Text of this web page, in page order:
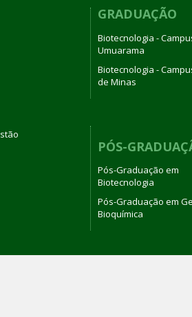
GRADUAÇÃO
Biotecnologia -
Umuarama
Biotecnologia -
de Minas
PÓS-
Pós-Graduação em
Biotecnologia
Pós-Graduação em
Bioquímica